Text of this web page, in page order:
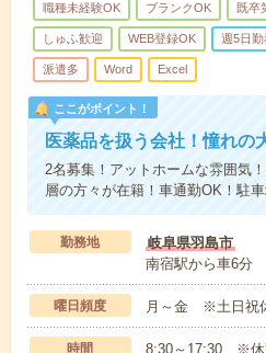
職種未経験OK ブランクOK 既卒
しゅふ歓迎 WEB登録OK 週5日勤
派遣多 Word Excel
ここがポイント！
医薬品を扱う会社！憧れの
2名募集！アットホームな雰囲気
層の方々が在籍！車通勤OK！駐
勤務地
岐阜県羽島市
南宿駅から車6分
曜日頻度 月～金 ※土日祝
時間 8:30～17:30 ※休